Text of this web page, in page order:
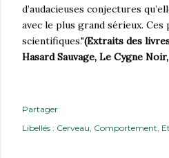
d’audacieuses conjectures
avec le plus grand sérieux.
scientifiques."(Extraits des
Hasard Sauvage, Le Cygne
Partager
Libellés : Cerveau Comportement